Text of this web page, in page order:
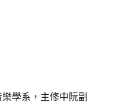
學系，主修中阮副